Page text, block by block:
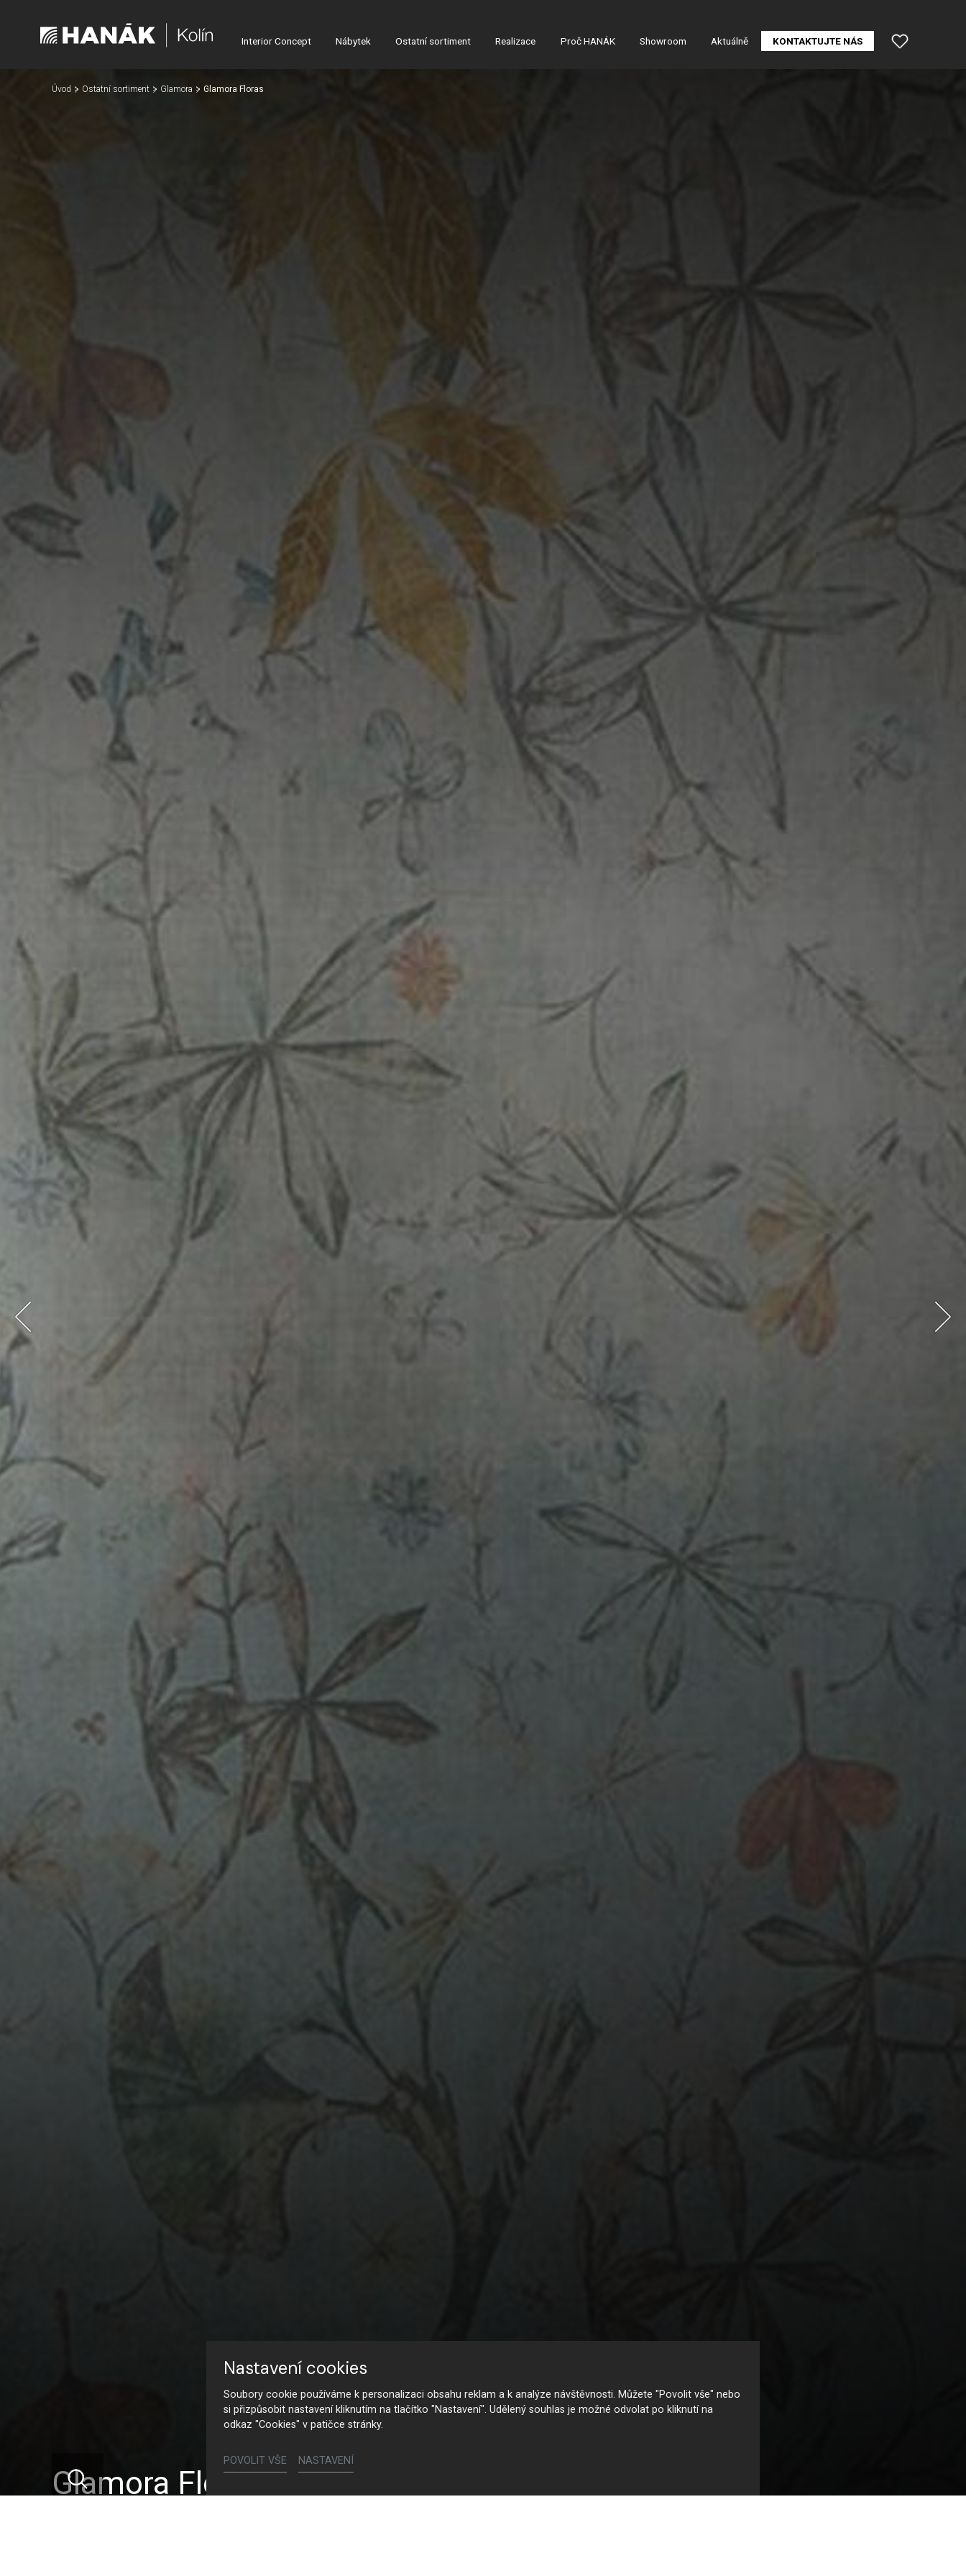
Interior Concept Nábytek Ostatní sortiment Realizace Proč HANÁK Showroom Aktuálně KONTAKTUJTE NÁS
Úvod Ostatní sortiment Glamora Glamora Floras
Glamora Floras
Nastavení cookies
Soubory cookie používáme k personalizaci obsahu reklam a k analýze návštěvnosti. Můžete "Povolit vše" nebo
si přizpůsobit nastavení kliknutím na tlačítko "Nastavení". Udělený souhlas je možné odvolat po kliknutí na
odkaz "Cookies" v patičce stránky.
POVOLIT VŠE NASTAVENÍ